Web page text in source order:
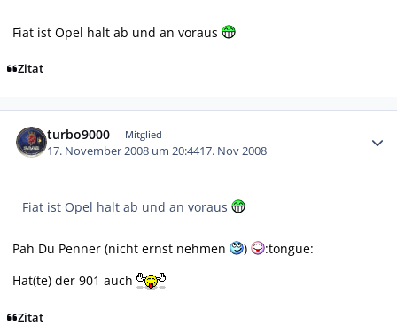
Fiat ist Opel halt ab und an voraus
Zitat
turbo9000 Mitglied
17. November 2008 um 20:4417. Nov 2008
Fiat ist Opel halt ab und an voraus
Pah Du Penner (nicht ernst nehmen )
:tongue:
Hat(te) der 901 auch
Zitat